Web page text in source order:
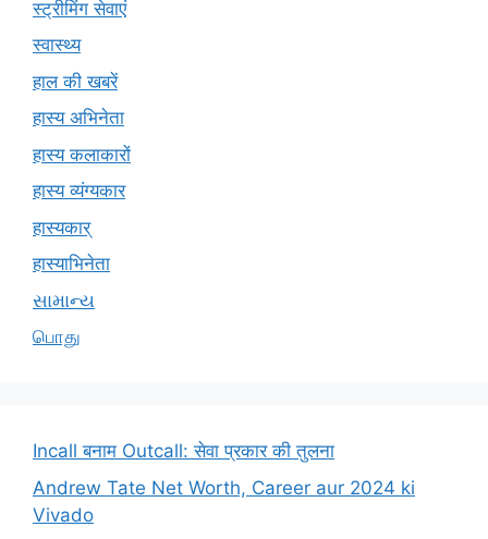
स्ट्रीमिंग सेवाएं
स्वास्थ्य
हाल की खबरें
हास्य अभिनेता
हास्य कलाकारों
हास्य व्यंग्यकार
हास्यकार्
हास्याभिनेता
સામાન્ય
பொது
Incall बनाम Outcall: सेवा प्रकार की तुलना
Andrew Tate Net Worth, Career aur 2024 ki
Vivado